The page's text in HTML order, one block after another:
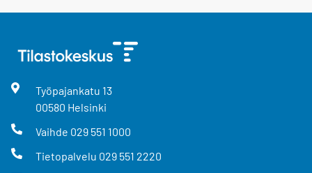
Työpajankatu 13
00580 Helsinki
Vaihde 029 551 1000
Tietopalvelu 029 551 2220